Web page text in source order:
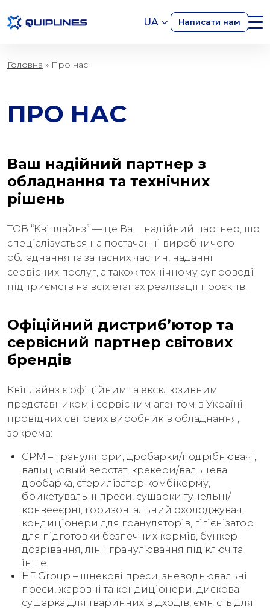
UA Написати нам
Головна » Про нас
ПРО НАС
Ваш надійний партнер з
обладнання та технічних
рішень
ТОВ “Квіплайнз” — це Ваш надійний партнер, що
спеціалізується на постачанні виробничого
обладнання та запасних частин, наданні
сервісних послуг, а також технічному супроводі
підприємств на всіх етапах реалізації проєктів.
Офіційний дистриб’ютор та
сервісний партнер світових
брендів
Квіплайнз є офіційним та ексклюзивним
представником і сервісним агентом в Україні
провідних світових виробників обладнання,
зокрема:
CPM – гранулятори, дробарки/подрібнювачі,
вальцьовый верстат, крекери/вальцева
дробарка, стерилізатор комбікорму,
брикетувальні преси, сушарки тунельні/
конвееєрні, горизонтальний охолоджувач,
кондиціонери для грануляторів, гігієнізатор
для підготовки безпечних кормів, бункер
дозрівання, лінії гранулювання під ключ та
інше.
HF Group – шнекові преси, зневоднювальні
преси, жаровні та кондиціонери, дискова
сушарка для тваринних відходів, ємність для